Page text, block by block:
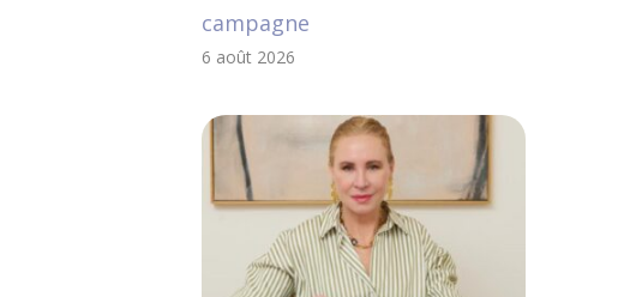
campagne
6 août 2026